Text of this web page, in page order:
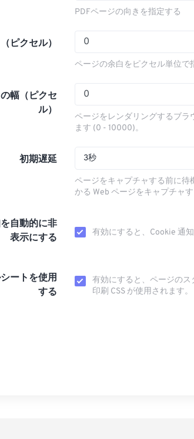
PDFページの向きを指定する
ピクセル）
ページの余白をピクセル単位で
幅（ピクセ
ル）
ページをレンダリングするブラ
ます (0 - 10000)。
初期遅延 3秒
ページをキャプチャする前に
かる Web ページをキャプチャ
自動的に非
表示にする
有効にすると、Cookie 通
ートを使用
する
有効にすると、ページの
印刷 CSS が使用されます。